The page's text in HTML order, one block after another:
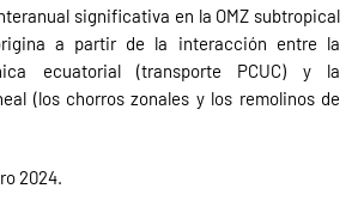
significativa en la OMZ subtropical
a partir de la interacción entre la
ecuatorial (transporte PCUC) y la
(los chorros zonales y los remolinos de
2024.